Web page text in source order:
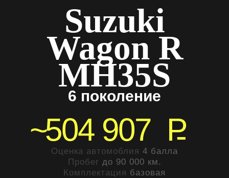
Suzuki
Wagon R
MH35S
6 поколение
~504 907 P
Оценка автомоблия 4 балла
Пробег до 90 000 км.
Комплектация базовая